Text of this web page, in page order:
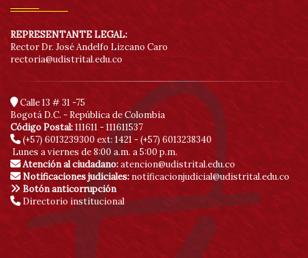
REPRESENTANTE LEGAL:
Rector Dr. José Andelfo Lizcano Caro
rectoria@udistrital.edu.co
Calle 13 # 31 -75
Bogotá D.C. - República de Colombia
Código Postal:111611 - 111611537
(+57) 6013239300 ext: 1421 - (+57) 6013238340
Lunes a viernes de 8:00 a.m. a 5:00 p.m.
Atención al ciudadano:atencion@udistrital.edu.co
Notificaciones judiciales: notificacionjudicial@udistrital.edu.co
Botón anticorrupción
Directorio institucional